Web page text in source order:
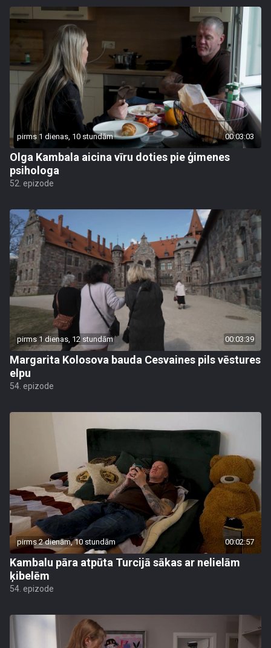
pirms 1 dienas, 10 stundām 00:03:03
Olga Kambala aicina vīru doties pie ģimenes
psihologa
52. epizode
pirms 1 dienas, 12 stundām 00:03:39
Margarita Kolosova bauda Cesvaines pils vēstures
elpu
54. epizode
pirms 2 dienām, 10 stundām 00:02:57
Kambalu pāra atpūta Turcijā sākas ar nelielām
ķibelēm
54. epizode